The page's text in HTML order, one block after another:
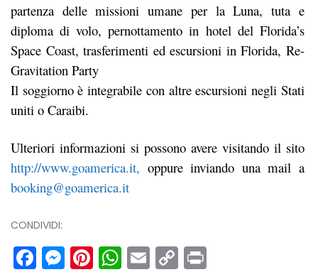
partenza delle missioni umane per la Luna, tuta e
diploma di volo, pernottamento in hotel del Florida’s
Space Coast, trasferimenti ed escursioni in Florida, Re-
Gravitation Party
Il soggiorno è integrabile con altre escursioni negli Stati
uniti o Caraibi.
Ulteriori informazioni si possono avere visitando il sito
http://www.goamerica.it, oppure inviando una mail a
booking@goamerica.it
CONDIVIDI:
Facebook
Messenger
Pinterest
WhatsApp
Email
Copy